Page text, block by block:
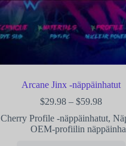
Arcane Jinx -näppäinhatut
$29.98 – $59.98
Cherry Profile -näppäinhatut,
OEM-profiilin